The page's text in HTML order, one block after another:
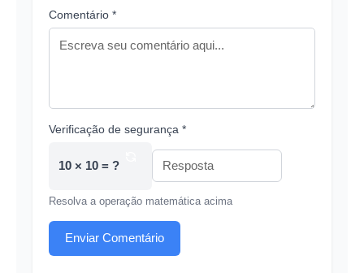
Comentário *
Verificação de segurança *
10 × 10 = ?
Resolva a operação matemática acima
Enviar Comentário